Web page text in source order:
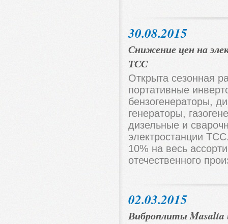
30.08.2015
Снижение цен на
ТСС
Открыта сезонная
портативные
бензогенераторы,
генераторы,
дизельные и
электростанции
10% на весь
отечественного
02.03.2015
Виброплиты Masalta